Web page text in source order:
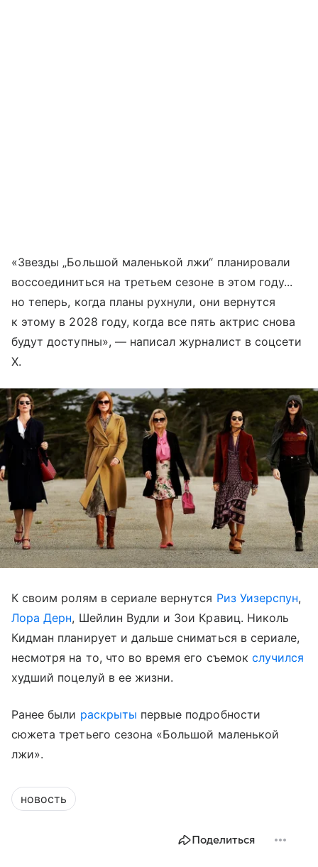
«Звезды „Большой маленькой лжи“ планировали
воссоединиться на третьем сезоне в этом году...
но теперь, когда планы рухнули, они вернутся
к этому в 2028 году, когда все пять актрис снова
будут доступны», — написал журналист в соцсети
X.
К своим ролям в сериале вернутся Риз Уизерспун,
Лора Дерн, Шейлин Вудли и Зои Кравиц. Николь
Кидман планирует и дальше сниматься в сериале,
несмотря на то, что во время его съемок случился
худший поцелуй в ее жизни.
Ранее были раскрыты первые подробности
сюжета третьего сезона «Большой маленькой
лжи».
новость
Поделиться